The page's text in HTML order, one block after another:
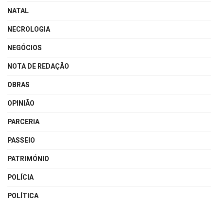
NATAL
NECROLOGIA
NEGÓCIOS
NOTA DE REDAÇÃO
OBRAS
OPINIÃO
PARCERIA
PASSEIO
PATRIMÓNIO
POLÍCIA
POLÍTICA